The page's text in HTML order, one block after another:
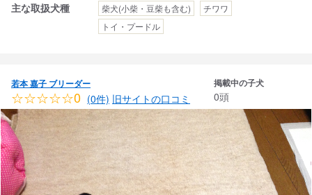
主な取扱犬種
柴犬(小柴・豆柴も含む)
チワワ
トイ・プードル
若本 嘉子 ブリーダー
☆☆☆☆☆0 (0件) 旧サイトの口コミ
掲載中の子犬
0頭